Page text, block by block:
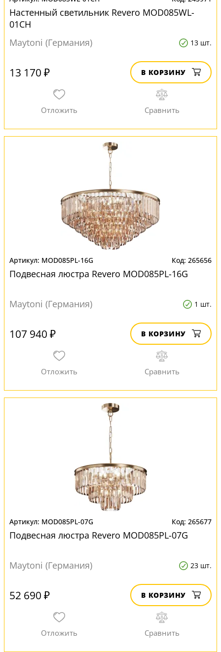
Настенный светильник Revero MOD085WL-
01CH
Maytoni (Германия)
13 шт.
13 170 ₽ В КОРЗИНУ
MOD085PL-16G 265656
Подвесная люстра Revero MOD085PL-16G
Maytoni (Германия) 1 шт.
107 940 ₽ В КОРЗИНУ
MOD085PL-07G 265677
Подвесная люстра Revero MOD085PL-07G
Maytoni (Германия) 23 шт.
52 690 ₽ В КОРЗИНУ